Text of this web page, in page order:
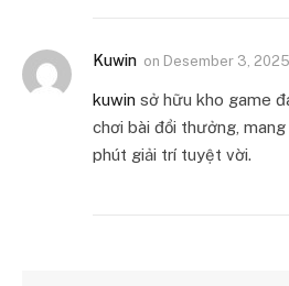
Kuwin on Desember 3,
kuwin sở hữu kho game
chơi bài đổi thưởng,
phút giải trí tuyệt vời.